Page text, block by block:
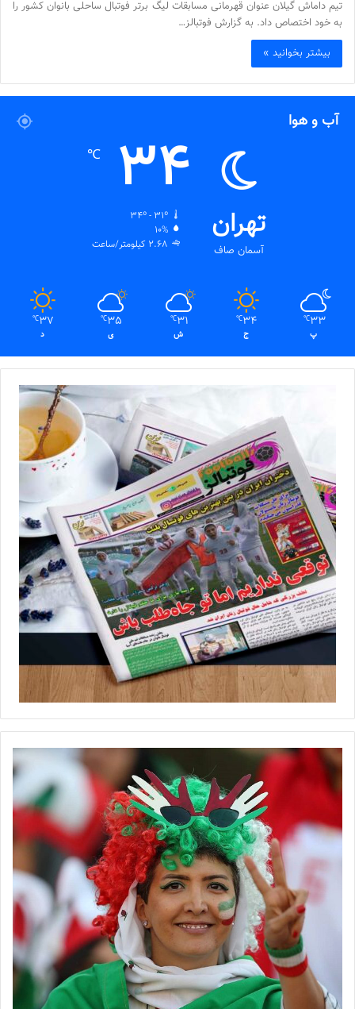
تیم داماش گیلان عنوان قهرمانی مسابقات لیگ برتر فوتبال ساحلی بانوان کشور را
به خود اختصاص داد. به گزارش فوتبالز…
بیشتر بخوانید »
آب و هوا
تهران
آسمان صاف
34
℃
34º - 31º
10%
2.68 کیلومتر/ساعت
33
℃
پ
34
℃
ج
31
℃
ش
35
℃
ی
37
℃
د